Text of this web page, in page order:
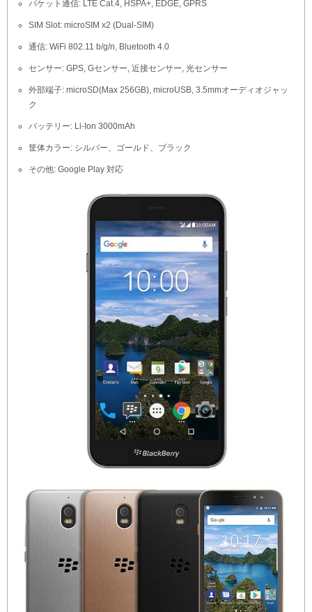
パケット通信: LTE Cat.4, HSPA+, EDGE, GPRS
SIM Slot: microSIM x2 (Dual-SIM)
通信: WiFi 802.11 b/g/n, Bluetooth 4.0
センサー: GPS, Gセンサー, 近接センサー, 光センサー
外部端子: microSD(Max 256GB), microUSB, 3.5mmオーディオジャッ
ク
バッテリー: Li-Ion 3000mAh
筐体カラー: シルバー、ゴールド、ブラック
その他: Google Play 対応